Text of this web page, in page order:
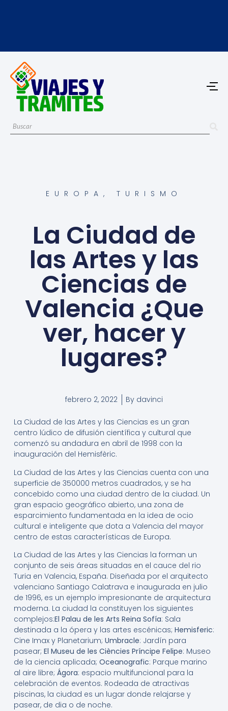
EUROPA , TURISMO
La Ciudad de
las Artes y las
Ciencias de
Valencia ¿Que
ver, hacer y
lugares?
febrero 2, 2022 By davinci
La Ciudad de las Artes y las Ciencias es un gran
centro lúdico de difusión científica y cultural que
comenzó su andadura en abril de 1998 con la
inauguración del Hemisfèric.
La Ciudad de las Artes y las Ciencias cuenta con una
superficie de 350000 metros cuadrados, y se ha
concebido como una ciudad dentro de la ciudad. Un
gran espacio geográfico abierto, una zona de
esparcimiento fundamentada en la idea de ocio
cultural e inteligente que dota a Valencia del mayor
centro de estas características de Europa.
La Ciudad de las Artes y las Ciencias la forman un
conjunto de seis áreas situadas en el cauce del rio
Turia en Valencia, España. Diseñada por el arquitecto
valenciano Santiago Calatrava e inaugurada en julio
de 1996, es un ejemplo impresionante de arquitectura
moderna. La ciudad la constituyen los siguientes
complejos:El Palau de les Arts Reina Sofía: Sala
destinada a la ópera y las artes escénicas; Hemisferic:
Cine Imax y Planetarium; Umbracle: Jardín para
pasear; El Museu de les Ciències Príncipe Felipe: Museo
de la ciencia aplicada; Oceanografic: Parque marino
al aire libre; Ágora: espacio multifuncional para la
celebración de eventos. Rodeada de atractivas
piscinas, la ciudad es un lugar donde relajarse y
pasear, de dia o de noche.